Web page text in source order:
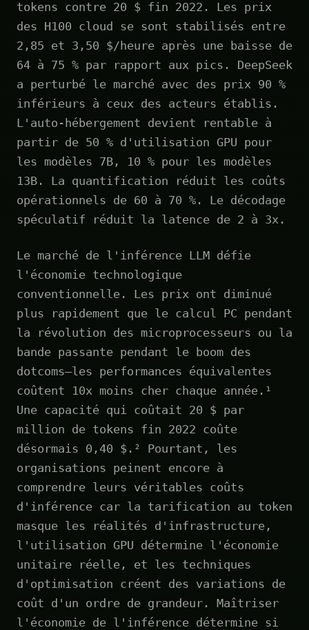
tokens contre 20 $ fin 2022. Les prix
des H100 cloud se sont stabilisés entre
2,85 et 3,50 $/heure après une baisse de
64 à 75 % par rapport aux pics. DeepSeek
a perturbé le marché avec des prix 90 %
inférieurs à ceux des acteurs établis.
L'auto-hébergement devient rentable à
partir de 50 % d'utilisation GPU pour
les modèles 7B, 10 % pour les modèles
13B. La quantification réduit les coûts
opérationnels de 60 à 70 %. Le décodage
spéculatif réduit la latence de 2 à 3x.
Le marché de l'inférence LLM défie
l'économie technologique
conventionnelle. Les prix ont diminué
plus rapidement que le calcul PC pendant
la révolution des microprocesseurs ou la
bande passante pendant le boom des
dotcoms—les performances équivalentes
coûtent 10x moins cher chaque année.¹
Une capacité qui coûtait 20 $ par
million de tokens fin 2022 coûte
désormais 0,40 $.² Pourtant, les
organisations peinent encore à
comprendre leurs véritables coûts
d'inférence car la tarification au token
masque les réalités d'infrastructure,
l'utilisation GPU détermine l'économie
unitaire réelle, et les techniques
d'optimisation créent des variations de
coût d'un ordre de grandeur. Maîtriser
l'économie de l'inférence détermine si